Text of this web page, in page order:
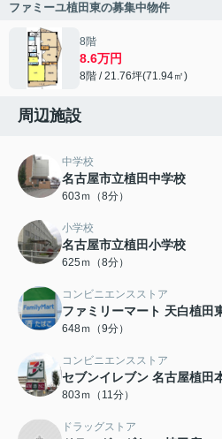
ファミーユ植田東の募集中物件
8階
8.6万円
8階 / 21.76坪(71.94㎡)
周辺施設
中学校
名古屋市立植田中学校
603ｍ（8分）
小学校
名古屋市立植田小学校
625ｍ（8分）
コンビニエンスストア
ファミリーマート 天白植田
648ｍ（9分）
コンビニエンスストア
セブンイレブン 名古屋植田
803ｍ（11分）
ドラッグストア